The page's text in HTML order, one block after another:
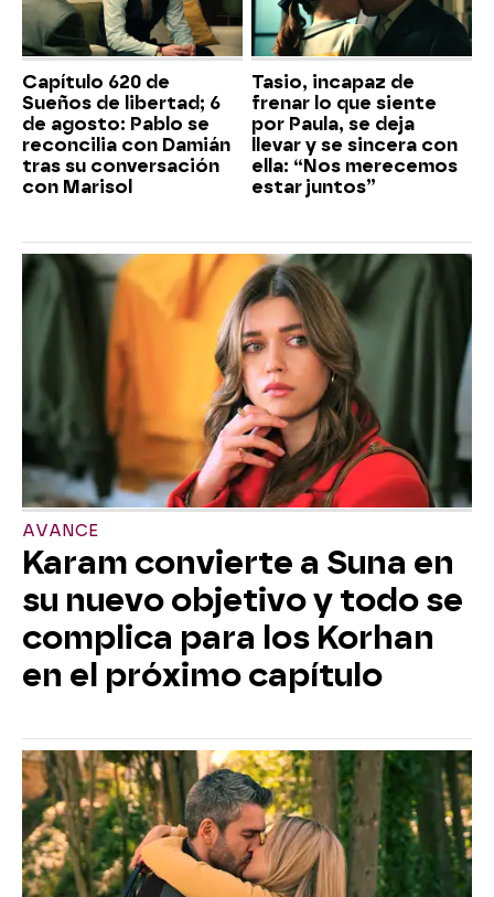
Capítulo 620 de
Sueños de libertad; 6
de agosto: Pablo se
reconcilia con Damián
tras su conversación
con Marisol
Tasio, incapaz de
frenar lo que siente
por Paula, se deja
llevar y se sincera con
ella: “Nos merecemos
estar juntos”
AVANCE
Karam convierte a Suna en
su nuevo objetivo y todo se
complica para los Korhan
en el próximo capítulo